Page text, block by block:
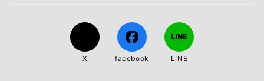
X facebook LINE